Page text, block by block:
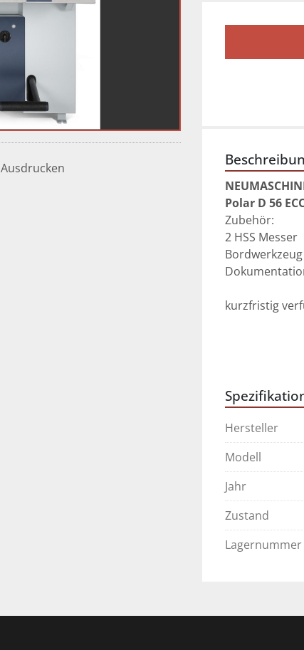
Ausdrucken
Polar D 56
Zubehör:
2 HSS Messer
Bordwerkzeug
kurzfristig
Hersteller
Modell
Jahr
Zustand
Lagernummer